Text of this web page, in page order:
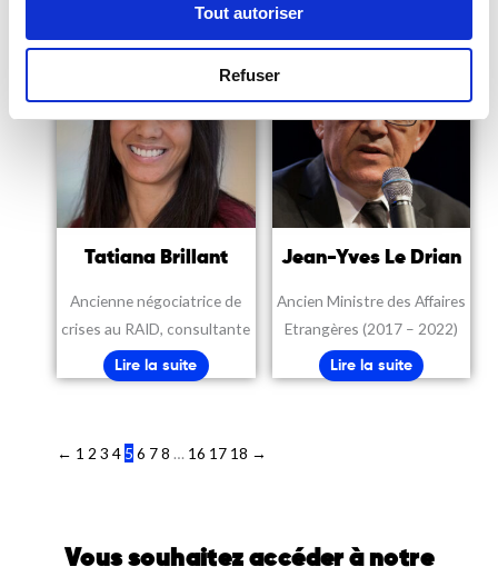
Tout autoriser
Refuser
Tatiana Brillant
Ancienne négociatrice de
crises au RAID, consultante
Lire la suite
Jean-Yves Le Drian
Ancien Ministre des Affaires
Etrangères (2017 – 2022)
Lire la suite
← 1 2 3 4 5 6 78 … 16 17 18 →
Vous souhaitez accéder à notre